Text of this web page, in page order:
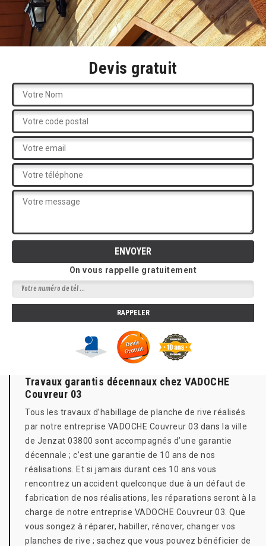
Devis gratuit
On vous rappelle gratuitement
Travaux garantis décennaux chez VADOCHE
Couvreur 03
Tous les travaux d’habillage de planche de rive réalisés
par notre entreprise VADOCHE Couvreur 03 dans la ville
de Jenzat 03800 sont accompagnés d’une garantie
décennale ; c’est une garantie de 10 ans de nos
réalisations. Et si jamais durant ces 10 ans vous
rencontrez un accident quelconque due à un défaut de
fabrication de nos réalisations, les réparations seront à la
charge de notre entreprise VADOCHE Couvreur 03. Que
vous songez à réparer, habiller, rénover, changer vos
planches de rive ; sachez que vous pouvez bénéficier de